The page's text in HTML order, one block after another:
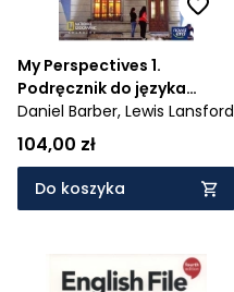
My Perspectives 1.
Podręcznik do języka
angielskiego dla szkół
ponadpodstawowych i
ponadgimnazjalnych.
Poziom A2+/B1 - Szkoła
ponadpodstawowa -
Daniel Barber, Lewis Lansford
104,00 zł
Do koszyka